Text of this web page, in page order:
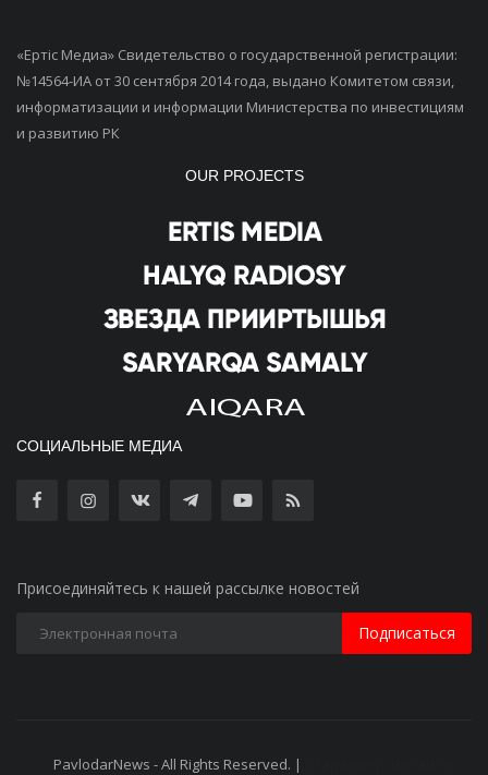
«Ертiс Медиа» Свидетельство о государственной регистрации:
№14564-ИА от 30 сентября 2014 года, выдано Комитетом связи,
информатизации и информации Министерства по инвестициям
и развитию РК
OUR PROJECTS
СОЦИАЛЬНЫЕ МЕДИА
Присоединяйтесь к нашей рассылке новостей
Подписаться
PavlodarNews - All Rights Reserved. |